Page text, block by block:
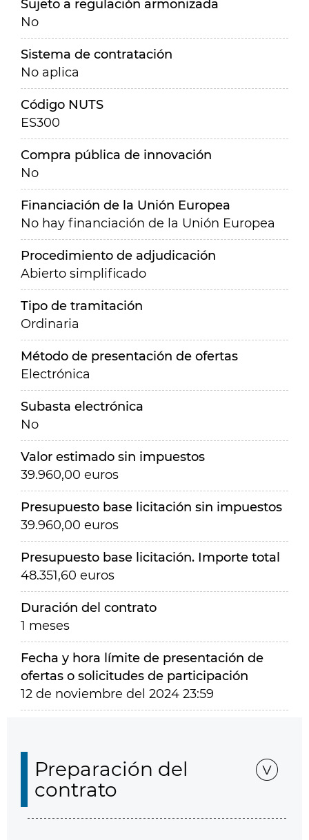
Sujeto a regulación armonizada
No
Sistema de contratación
No aplica
Código NUTS
ES300
Compra pública de innovación
No
Financiación de la Unión Europea
No hay financiación de la Unión Europea
Procedimiento de adjudicación
Abierto simplificado
Tipo de tramitación
Ordinaria
Método de presentación de ofertas
Electrónica
Subasta electrónica
No
Valor estimado sin impuestos
39.960,00 euros
Presupuesto base licitación sin impuestos
39.960,00 euros
Presupuesto base licitación. Importe total
48.351,60 euros
Duración del contrato
1 meses
Fecha y hora límite de presentación de
ofertas o solicitudes de participación
12 de noviembre del 2024 23:59
Preparación del
contrato